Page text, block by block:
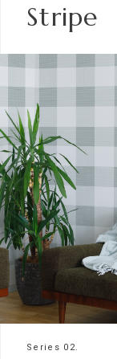
Stripe
Series 02.